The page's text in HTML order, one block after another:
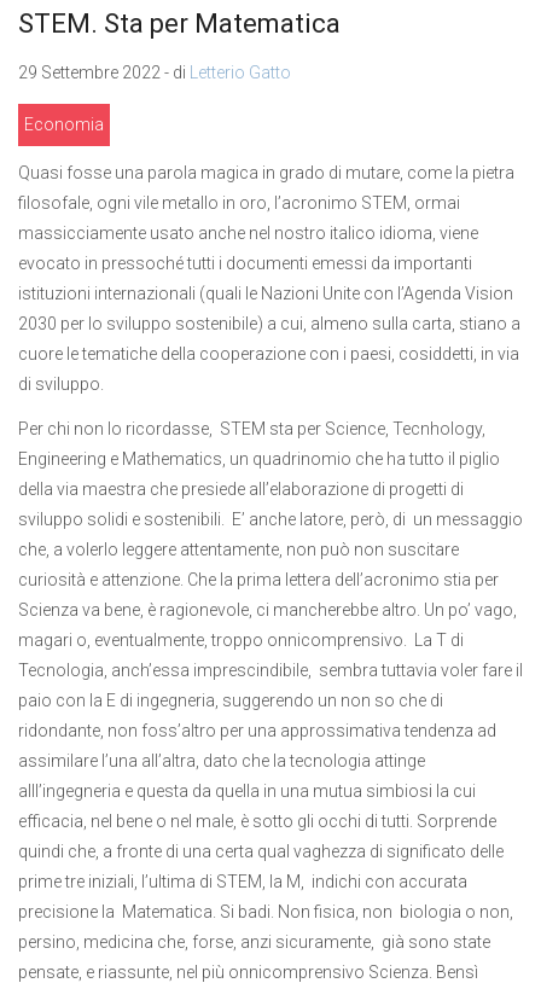
STEM. Sta per Matematica
29 Settembre 2022 - di Letterio Gatto
Economia
Quasi fosse una parola magica in grado di mutare, come la pietra
filosofale, ogni vile metallo in oro, l’acronimo STEM, ormai
massicciamente usato anche nel nostro italico idioma, viene
evocato in pressoché tutti i documenti emessi da importanti
istituzioni internazionali (quali le Nazioni Unite con l’Agenda Vision
2030 per lo sviluppo sostenibile) a cui, almeno sulla carta, stiano a
cuore le tematiche della cooperazione con i paesi, cosiddetti, in via
di sviluppo.
Per chi non lo ricordasse, STEM sta per Science, Tecnhology,
Engineering e Mathematics, un quadrinomio che ha tutto il piglio
della via maestra che presiede all’elaborazione di progetti di
sviluppo solidi e sostenibili. E’ anche latore, però, di un messaggio
che, a volerlo leggere attentamente, non può non suscitare
curiosità e attenzione. Che la prima lettera dell’acronimo stia per
Scienza va bene, è ragionevole, ci mancherebbe altro. Un po’ vago,
magari o, eventualmente, troppo onnicomprensivo. La T di
Tecnologia, anch’essa imprescindibile, sembra tuttavia voler fare il
paio con la E di ingegneria, suggerendo un non so che di
ridondante, non foss’altro per una approssimativa tendenza ad
assimilare l’una all’altra, dato che la tecnologia attinge
alll’ingegneria e questa da quella in una mutua simbiosi la cui
efficacia, nel bene o nel male, è sotto gli occhi di tutti. Sorprende
quindi che, a fronte di una certa qual vaghezza di significato delle
prime tre iniziali, l’ultima di STEM, la M, indichi con accurata
precisione la Matematica. Si badi. Non fisica, non biologia o non,
persino, medicina che, forse, anzi sicuramente, già sono state
pensate, e riassunte, nel più onnicomprensivo Scienza. Bensì